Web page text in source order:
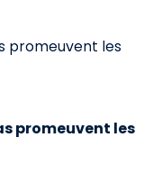
promeuvent les